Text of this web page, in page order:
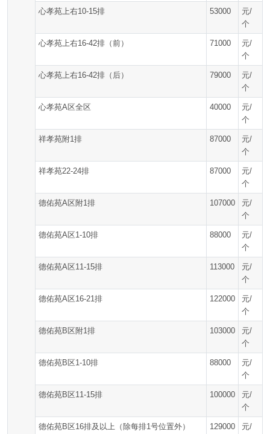
心孝苑上右10-15排 53000
元/
个
心孝苑上右16-42排（前） 71000
元/
个
心孝苑上右16-42排（后） 79000
元/
个
心孝苑A区全区 40000
元/
个
祥孝苑附1排 87000
元/
个
祥孝苑22-24排 87000
元/
个
德佑苑A区附1排 107000
元/
个
德佑苑A区1-10排 88000
元/
个
德佑苑A区11-15排 113000
元/
个
德佑苑A区16-21排 122000
元/
个
德佑苑B区附1排 103000
元/
个
德佑苑B区1-10排 88000
元/
个
德佑苑B区11-15排 100000
元/
个
德佑苑B区16排及以上（除每排1号位置外） 129000
元/